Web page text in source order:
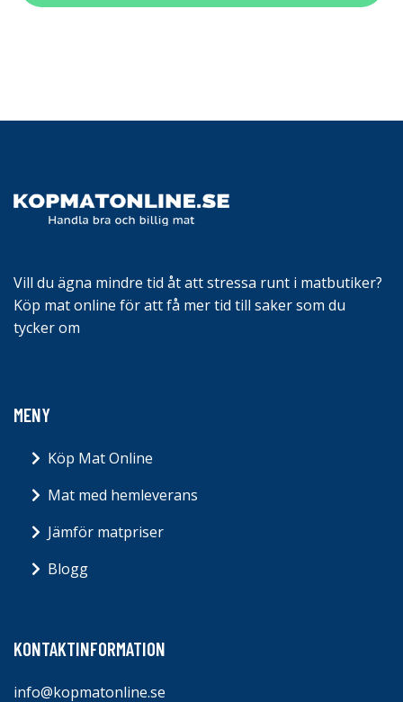
Vill du ägna mindre tid åt att stressa runt i matbutiker?
Köp mat online för att få mer tid till saker som du
tycker om
MENY
Köp Mat Online
Mat med hemleverans
Jämför matpriser
Blogg
KONTAKTINFORMATION
info@kopmatonline.se